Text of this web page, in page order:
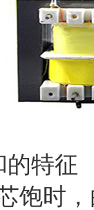
特征
时，